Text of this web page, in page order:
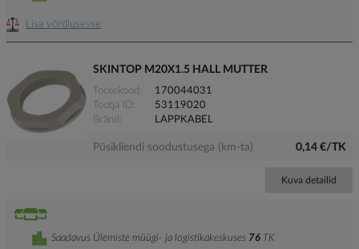
Lisa võrdlusesse
SKINTOP M20X1.5 HALL MUTTER
Tootekood
170044031
Tootja ID
53119020
Bränd
LAPPKABEL
Püsikliendi soodustusega (km-ta) 0,14 €/TK
Kuva detailid
Saadavus Ülemiste müügi- ja logistikakeskuses 76 TK